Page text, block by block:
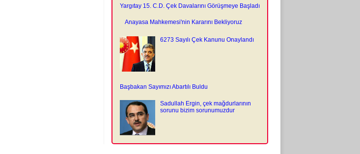
Yargıtay 15. C.D. Çek Davalarını Görüşmeye Başladı
Anayasa Mahkemesi'nin Kararını Bekliyoruz
6273 Sayılı Çek Kanunu Onaylandı
Başbakan Sayımızı Abartılı Buldu
Sadullah Ergin, çek mağdurlarının
sorunu bizim sorunumuzdur